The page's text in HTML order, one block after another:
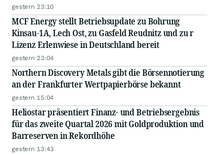
gestern 23:10
MCF Energy stellt Betriebsupdate zu Bohrung
Kinsau-1A, Lech Ost, zu Gasfeld Reudnitz und zu r
Lizenz Erlenwiese in Deutschland bereit
gestern 23:04
Northern Discovery Metals gibt die Börsennotierung
an der Frankfurter Wertpapierbörse bekannt
gestern 15:04
Heliostar präsentiert Finanz- und Betriebsergebnis
für das zweite Quartal 2026 mit Goldproduktion und
Barreserven in Rekordhöhe
gestern 13:43